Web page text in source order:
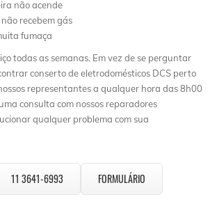
não acende
recebem gás
fumaça
todas as semanas. Em vez de se perguntar
conserto de eletrodomésticos DCS perto
representantes a qualquer hora das 8h00
consulta com nossos reparadores
qualquer problema com sua
11 3641-6993 FORMULÁRIO